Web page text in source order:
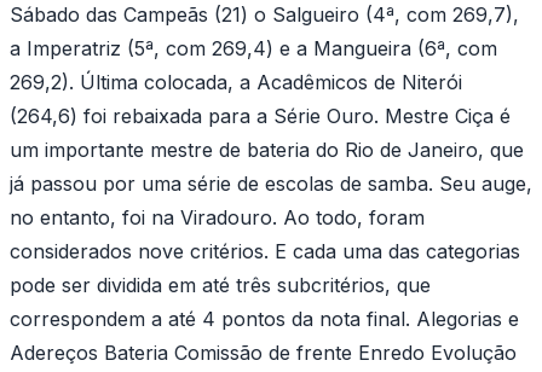
Sábado das Campeãs (21) o Salgueiro (4ª, com 269,7),
a Imperatriz (5ª, com 269,4) e a Mangueira (6ª, com
269,2). Última colocada, a Acadêmicos de Niterói
(264,6) foi rebaixada para a Série Ouro. Mestre Ciça é
um importante mestre de bateria do Rio de Janeiro, que
já passou por uma série de escolas de samba. Seu auge,
no entanto, foi na Viradouro. Ao todo, foram
considerados nove critérios. E cada uma das categorias
pode ser dividida em até três subcritérios, que
correspondem a até 4 pontos da nota final. Alegorias e
Adereços Bateria Comissão de frente Enredo Evolução